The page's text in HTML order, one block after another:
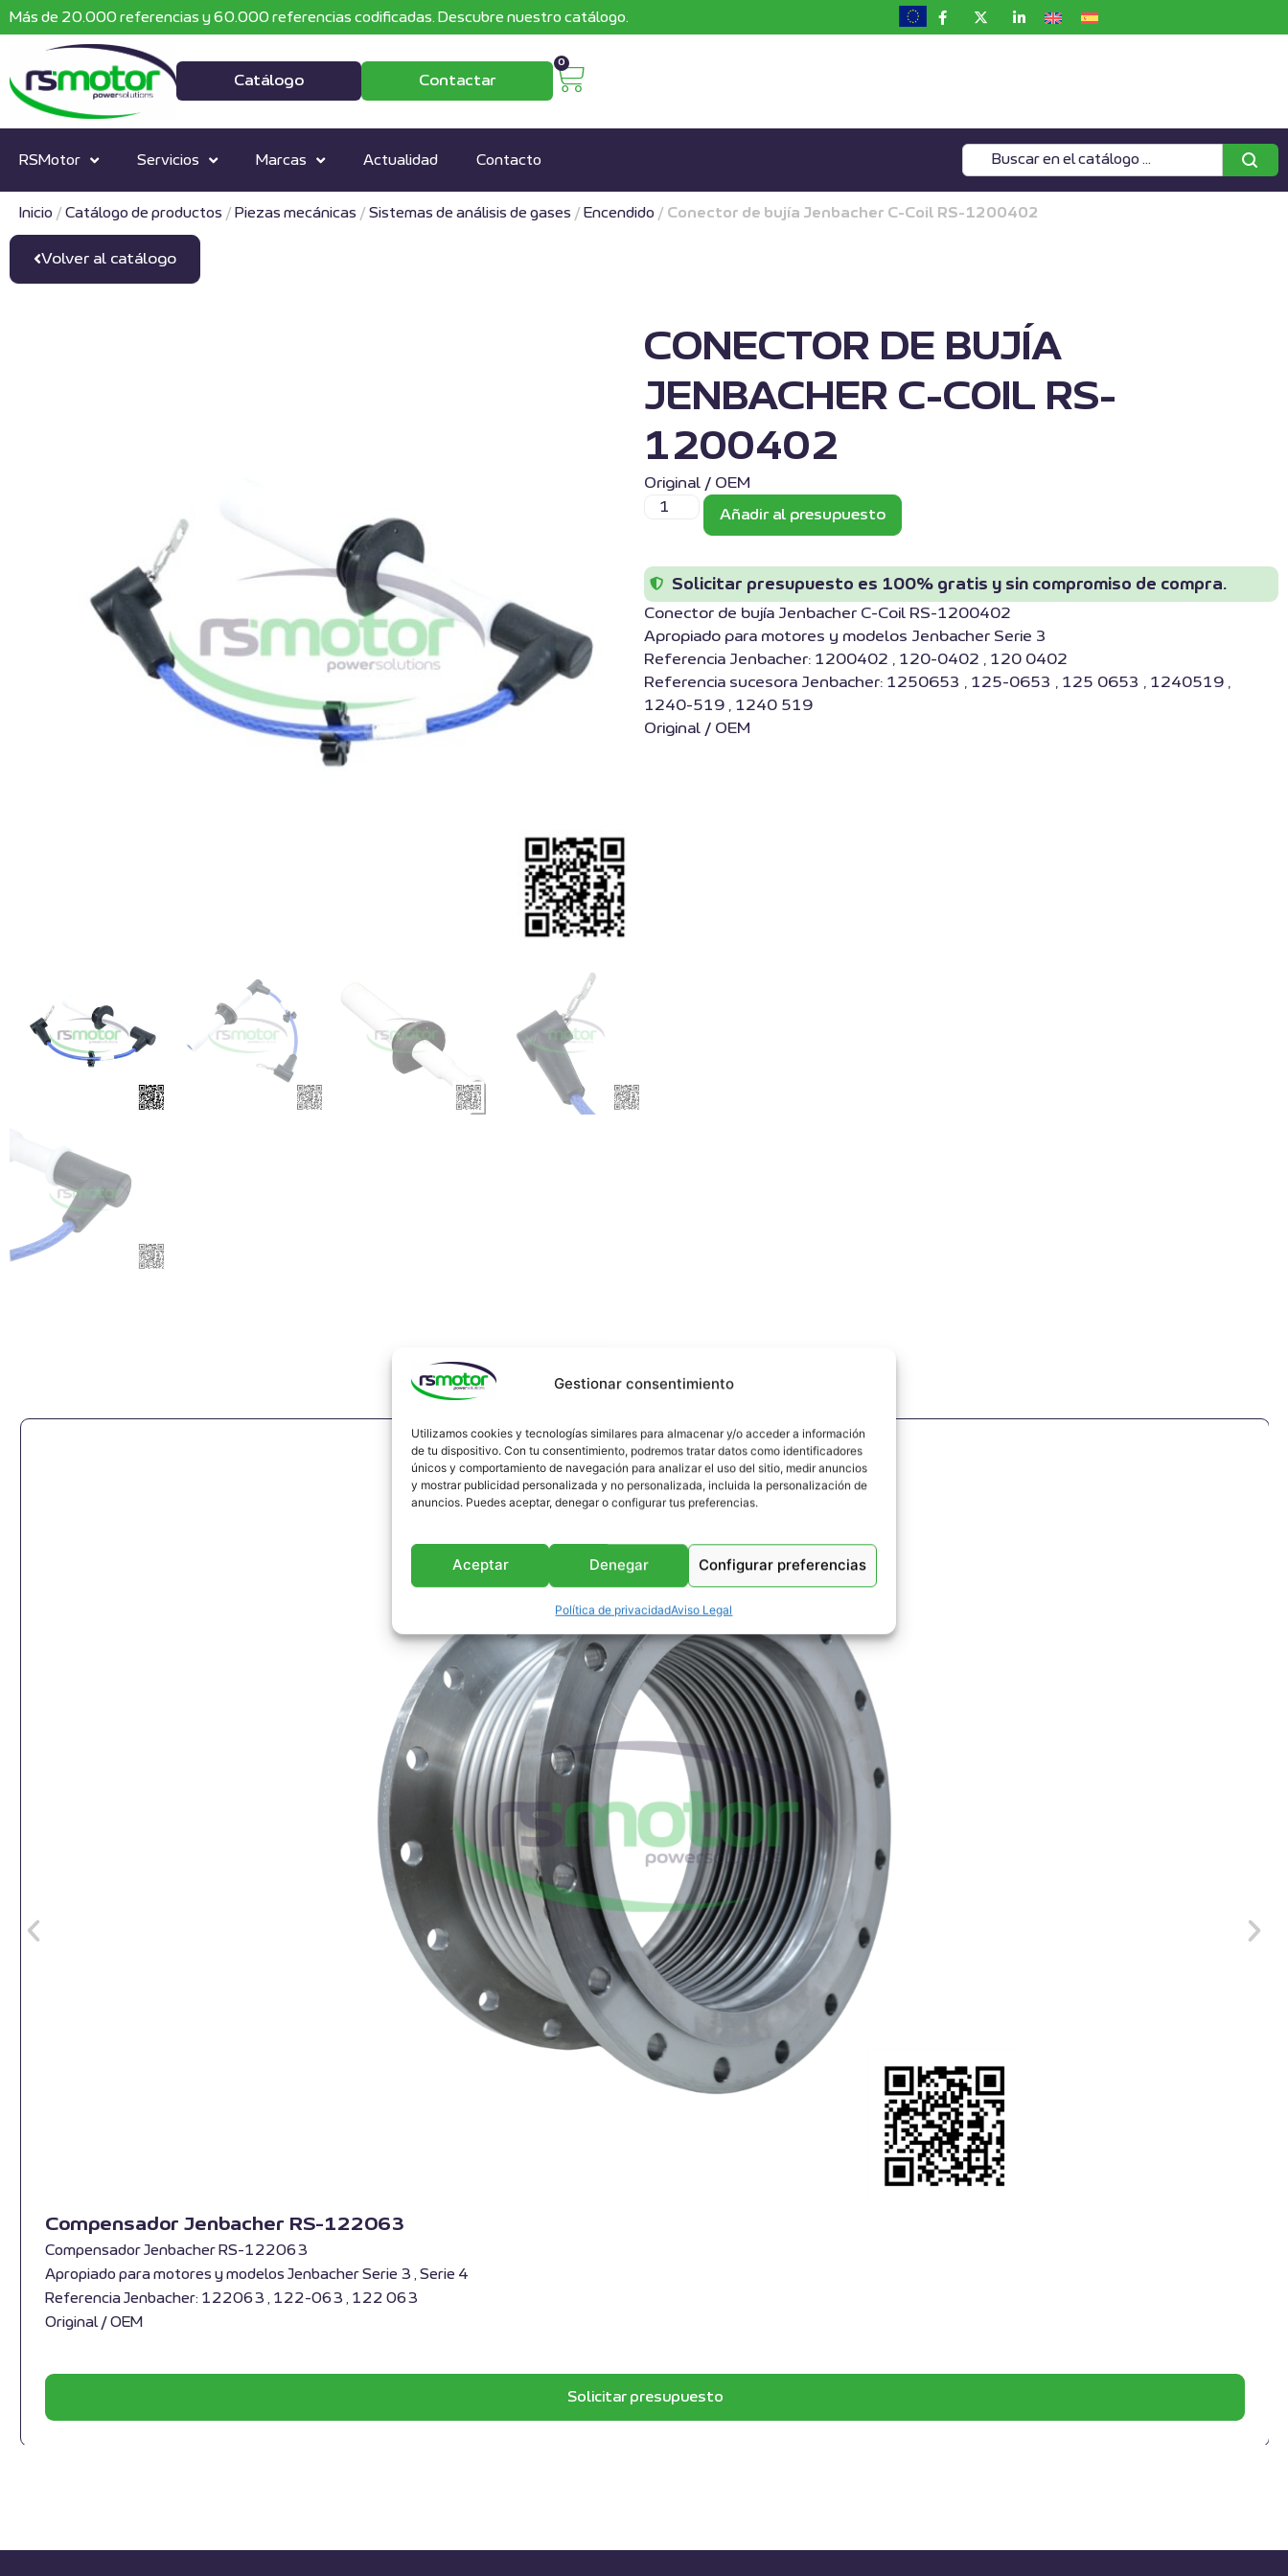
Gestionar consentimiento
Utilizamos cookies y tecnologías similares para almacenar y/o acceder a información
de tu dispositivo. Con tu consentimiento, podremos tratar datos como identificadores
únicos y comportamiento de navegación para analizar el uso del sitio, medir anuncios
y mostrar publicidad personalizada y no personalizada, incluida la personalización de
anuncios. Puedes aceptar, denegar o configurar tus preferencias.
Aceptar Denegar Configurar preferencias
Política de privacidadAviso Legal
Más de 20.000 referencias y 60.000 referencias codificadas. Descubre nuestro catálogo.
Catálogo Contactar
0
RSMotor Servicios Marcas Actualidad Contacto
Inicio / Catálogo de productos / Piezas mecánicas / Sistemas de análisis de gases / Encendido / Conector de bujía Jenbacher C-Coil RS-1200402
Volver al catálogo
CONECTOR DE BUJÍA
JENBACHER C-COIL RS-
1200402
Original / OEM
Añadir al presupuesto
Solicitar presupuesto es 100% gratis y sin compromiso de compra.
Conector de bujía Jenbacher C-Coil RS-1200402
Apropiado para motores y modelos Jenbacher Serie 3
Referencia Jenbacher: 1200402 , 120-0402 , 120 0402
Referencia sucesora Jenbacher: 1250653 , 125-0653 , 125 0653 , 1240519 ,
1240-519 , 1240 519
Original / OEM
Podría interesarte
Compensador Jenbacher RS-122063
Compensador Jenbacher RS-122063
Apropiado para motores y modelos Jenbacher Serie 3 , Serie 4
Referencia Jenbacher: 122063 , 122-063 , 122 063
Original / OEM
Solicitar presupuesto